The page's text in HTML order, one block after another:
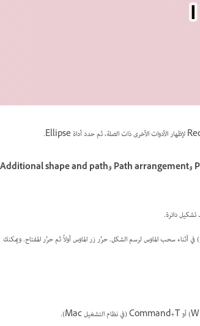
Mode وFill وStroke وW وH وPath operation وPath alignment وPath arrangement وAdditional shape and path
لبدء رسم الشكل من المركز، انقر بالماوس ثم اضغط على مفتاح Alt (في نظام التشغيل Win)/ Option (في نظام التشغيل Mac) في أثناء سحب الماوس لرسم الشكل. حرِّر زر الماوس أولاً ثم حرِّر المفتاح. ويمكنك